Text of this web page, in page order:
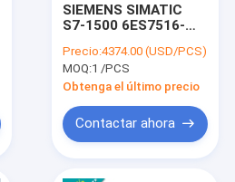
SIEMENS SIMATIC
S7-1500 6ES7516-
6ES75163AN000AB0
Precio:4374.00 (USD/PCS)
MOQ:1 /PCS
Obtenga el último precio
Contactar ahora